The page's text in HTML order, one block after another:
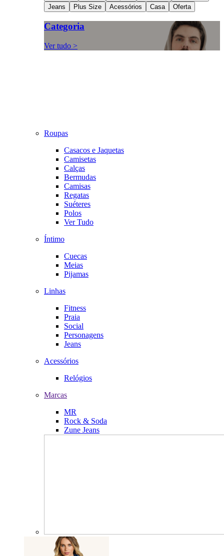
Jeans
Plus Size Acessórios Casa Oferta
Categoria
Ver tudo >
Roupas
Casacos e Jaquetas
Camisetas
Calças
Bermudas
Camisas
Regatas
Suéteres
Polos
Ver Tudo
Íntimo
Cuecas
Meias
Pijamas
Linhas
Fitness
Praia
Social
Personagens
Jeans
Acessórios
Relógios
Marcas
MR
Rock & Soda
Zune Jeans